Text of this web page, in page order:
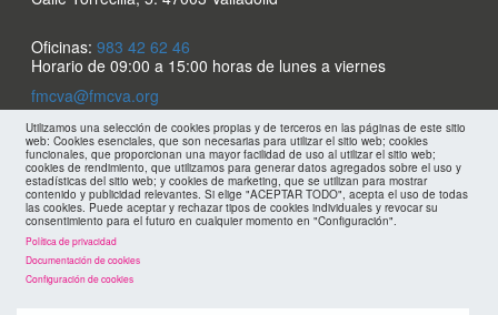
Utilizamos una selección de cookies propias y de terceros en las páginas de este sitio
web: Cookies esenciales, que son necesarias para utilizar el sitio web; cookies
funcionales, que proporcionan una mayor facilidad de uso al utilizar el sitio web;
cookies de rendimiento, que utilizamos para generar datos agregados sobre el uso y
estadísticas del sitio web; y cookies de marketing, que se utilizan para mostrar
contenido y publicidad relevantes. Si elige "ACEPTAR TODO", acepta el uso de todas
las cookies. Puede aceptar y rechazar tipos de cookies individuales y revocar su
consentimiento para el futuro en cualquier momento en "Configuración".
Política de privacidad
Documentación de cookies
Configuración de cookies
Oficinas: 983 42 62 46
Horario de 09:00 a 15:00 horas de lunes a viernes
fmcva@fmcva.org
Menu
footer
FMC
aviso legal
mapa web
políticas de privacidad